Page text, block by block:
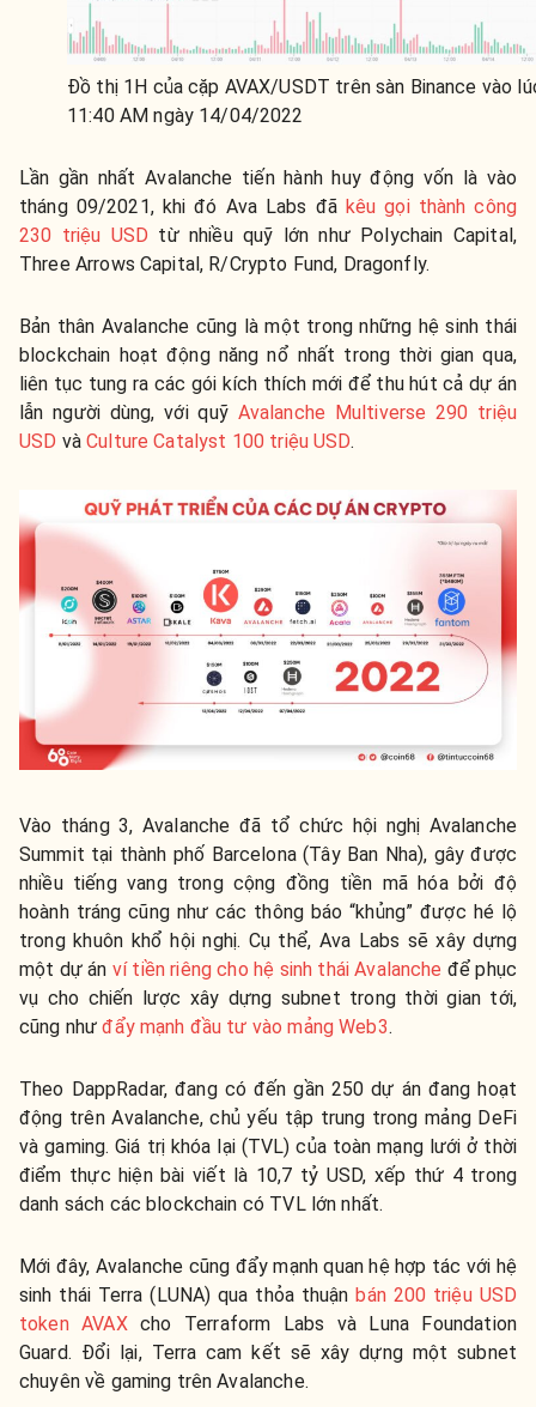
Đồ thị 1H của cặp AVAX/USDT trên sàn Binance vào
11:40 AM ngày 14/04/2022
Lần gần nhất Avalanche tiến hành huy động vốn là vào
tháng 09/2021, khi đó Ava Labs đã kêu gọi thành công
230 triệu USD từ nhiều quỹ lớn như Polychain Capital,
Three Arrows Capital, R/Crypto Fund, Dragonfly.
Bản thân Avalanche cũng là một trong những hệ sinh thái
blockchain hoạt động năng nổ nhất trong thời gian qua,
liên tục tung ra các gói kích thích mới để thu hút cả dự án
lẫn người dùng, với quỹ Avalanche Multiverse 290 triệu
USD vàCulture Catalyst 100 triệu USD.
Vào tháng 3, Avalanche đã tổ chức hội nghị Avalanche
Summit tại thành phố Barcelona (Tây Ban Nha), gây được
nhiều tiếng vang trong cộng đồng tiền mã hóa bởi độ
hoành tráng cũng như các thông báo “khủng” được hé lộ
trong khuôn khổ hội nghị. Cụ thể, Ava Labs sẽ xây dựng
một dự án ví tiền riêng cho hệ sinh thái Avalanche để phục
vụ cho chiến lược xây dựng subnet trong thời gian tới,
cũng nhưđẩy mạnh đầu tư vào mảng Web3.
Theo DappRadar, đang có đến gần 250 dự án đang hoạt
động trên Avalanche, chủ yếu tập trung trong mảng DeFi
và gaming. Giá trị khóa lại (TVL) của toàn mạng lưới ở thời
điểm thực hiện bài viết là 10,7 tỷ USD, xếp thứ 4 trong
danh sách các blockchain có TVL lớn nhất.
Mới đây, Avalanche cũng đẩy mạnh quan hệ hợp tác với hệ
sinh thái Terra (LUNA) qua thỏa thuận bán 200 triệu USD
token AVAXcho Terraform Labs và Luna Foundation
Guard. Đổi lại, Terra cam kết sẽ xây dựng một subnet
chuyên về gaming trên Avalanche.